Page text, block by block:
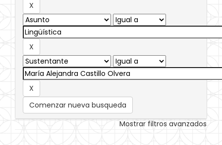
Comenzar nueva busqueda
Mostrar filtros avanzados